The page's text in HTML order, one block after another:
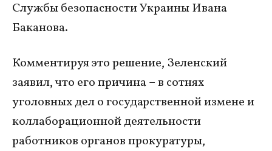
Службы безопасности Украины Ивана
Баканова.
Комментируя это решение, Зеленский
заявил, что его причина – в сотнях
уголовных дел о государственной измене и
коллаборационной деятельности
работников органов прокуратуры,